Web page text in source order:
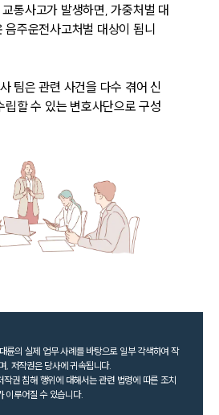
통사고가 발생하면, 가중처벌 대
음주운전사고처벌 대상이 됩니
팀은 관련 사건을 다수 겪어 신
립할 수 있는 변호사단으로 구성
륜의 실제 업무 사례를 바탕으로 일부 각색하여 작
, 저작권은 당사에 귀속됩니다.
권 침해 행위에 대해서는 관련 법령에 따른 조치
이루어질 수 있습니다.